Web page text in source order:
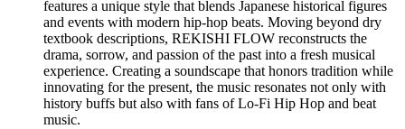
features a unique style that blends Japanese historical figures
and events with modern hip-hop beats. Moving beyond dry
textbook descriptions, REKISHI FLOW reconstructs the
drama, sorrow, and passion of the past into a fresh musical
experience. Creating a soundscape that honors tradition while
innovating for the present, the music resonates not only with
history buffs but also with fans of Lo-Fi Hip Hop and beat
music.